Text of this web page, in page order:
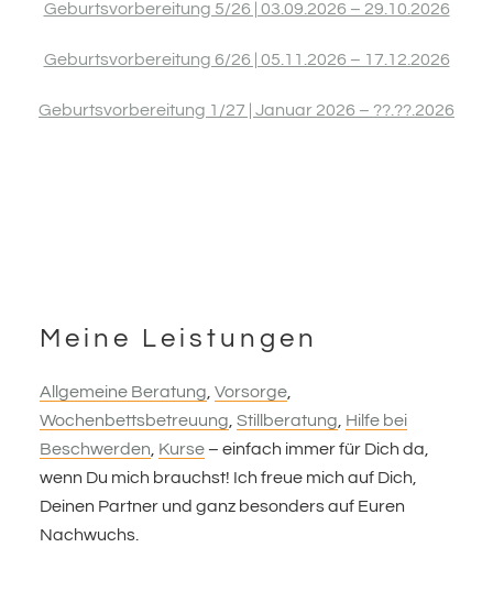
Geburtsvorbereitung 5/26 | 03.09.2026 – 29.10.2026
Geburtsvorbereitung 6/26 | 05.11.2026 – 17.12.2026
Geburtsvorbereitung 1/27 | Januar 2026 – ??.??.2026
Footer
Meine Leistungen
Allgemeine Beratung Vorsorge,
Wochenbettsbetreuung Stillberatung Hilfe bei
Beschwerden Kurse– einfach immer für Dich da,
wenn Du mich brauchst! Ich freue mich auf Dich,
Deinen Partner und ganz besonders auf Euren
Nachwuchs.